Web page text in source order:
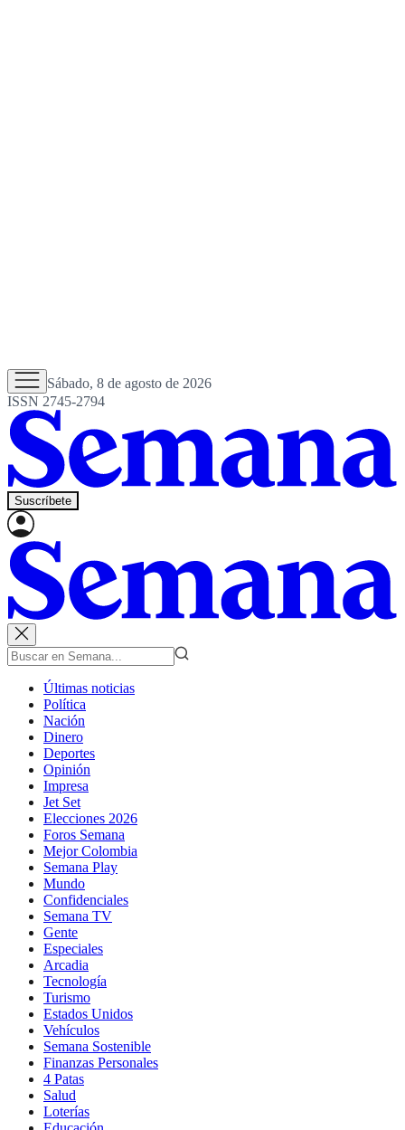
Sábado, 8 de agosto de 2026
ISSN 2745-2794
Suscríbete
Últimas noticias
Política
Nación
Dinero
Deportes
Opinión
Impresa
Jet Set
Elecciones 2026
Foros Semana
Mejor Colombia
Semana Play
Mundo
Confidenciales
Semana TV
Gente
Especiales
Arcadia
Tecnología
Turismo
Estados Unidos
Vehículos
Semana Sostenible
Finanzas Personales
4 Patas
Salud
Loterías